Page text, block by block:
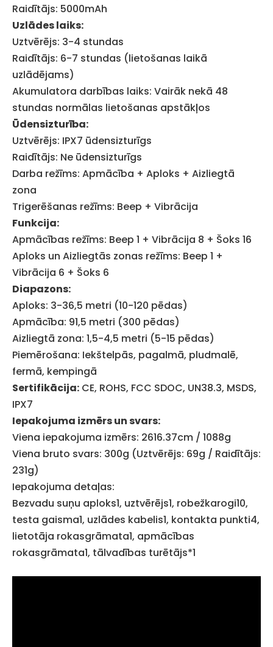
Raidītājs: 5000mAh
Uzlādes laiks:
Uztvērējs: 3-4 stundas
Raidītājs: 6-7 stundas (lietošanas laikā
uzlādējams)
Akumulatora darbības laiks: Vairāk nekā 48
stundas normālas lietošanas apstākļos
Ūdensizturība:
Uztvērējs: IPX7 ūdensizturīgs
Raidītājs: Ne ūdensizturīgs
Darba režīms: Apmācība + Aploks + Aizliegtā
zona
Trigerēšanas režīms: Beep + Vibrācija
Funkcija:
Apmācības režīms: Beep 1 + Vibrācija 8 + Šoks 16
Aploks un Aizliegtās zonas režīms: Beep 1 +
Vibrācija 6 + Šoks 6
Diapazons:
Aploks: 3-36,5 metri (10-120 pēdas)
Apmācība: 91,5 metri (300 pēdas)
Aizliegtā zona: 1,5-4,5 metri (5-15 pēdas)
Piemērošana: Iekštelpās, pagalmā, pludmalē,
fermā, kempingā
Sertifikācija: CE, ROHS, FCC SDOC, UN38.3, MSDS,
IPX7
Iepakojuma izmērs un svars:
Viena iepakojuma izmērs: 2616.37cm / 1088g
Viena bruto svars: 300g (Uztvērējs: 69g / Raidītājs:
231g)
Iepakojuma detaļas:
Bezvadu suņu aploks1, uztvērējs1, robežkarogi10,
testa gaisma1, uzlādes kabelis1, kontakta punkti4,
lietotāja rokasgrāmata1, apmācības
rokasgrāmata1, tālvadības turētājs*1